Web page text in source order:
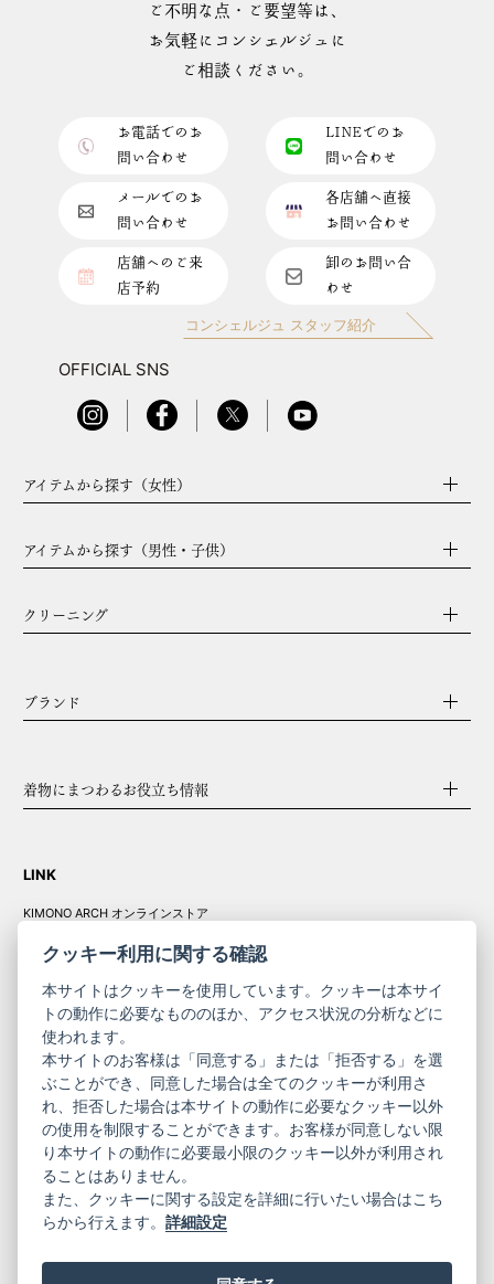
ご不明な点・ご要望等は、
お気軽にコンシェルジュに
ご相談ください。
お電話でのお
問い合わせ
LINEでのお
問い合わせ
メールでのお
問い合わせ
各店舗へ直接
お問い合わせ
店舗へのご来
店予約
卸のお問い合
わせ
コンシェルジュ スタッフ紹介
OFFICIAL SNS
アイテムから探す（女性）
アイテムから探す（男性・子供）
クリーニング
ブランド
着物にまつわるお役立ち情報
LINK
KIMONO ARCH オンラインストア
コーポレート
サイト
きものやまと振
袖
サイト
ニュースレター
ご利用案内
お問い合わせ
プライバシーポリシー
特定商取引法に基づく表記
ご利用規約
クッキー利用に関する確認
本サイトはクッキーを使用しています。クッキーは本サイ
トの動作に必要なもののほか、アクセス状況の分析などに
使われます。
本サイトのお客様は「同意する」または「拒否する」を選
ぶことができ、同意した場合は全てのクッキーが利用さ
れ、拒否した場合は本サイトの動作に必要なクッキー以外
の使用を制限することができます。お客様が同意しない限
り本サイトの動作に必要最小限のクッキー以外が利用され
ることはありません。
また、クッキーに関する設定を詳細に行いたい場合はこち
らから行えます。詳細設定